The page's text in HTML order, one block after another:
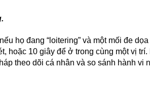
họ đang “loitering” và một mối đe dọa
hoặc 10 giây để ở trong cùng một vị
theo dõi cá nhân và so sánh hành vi